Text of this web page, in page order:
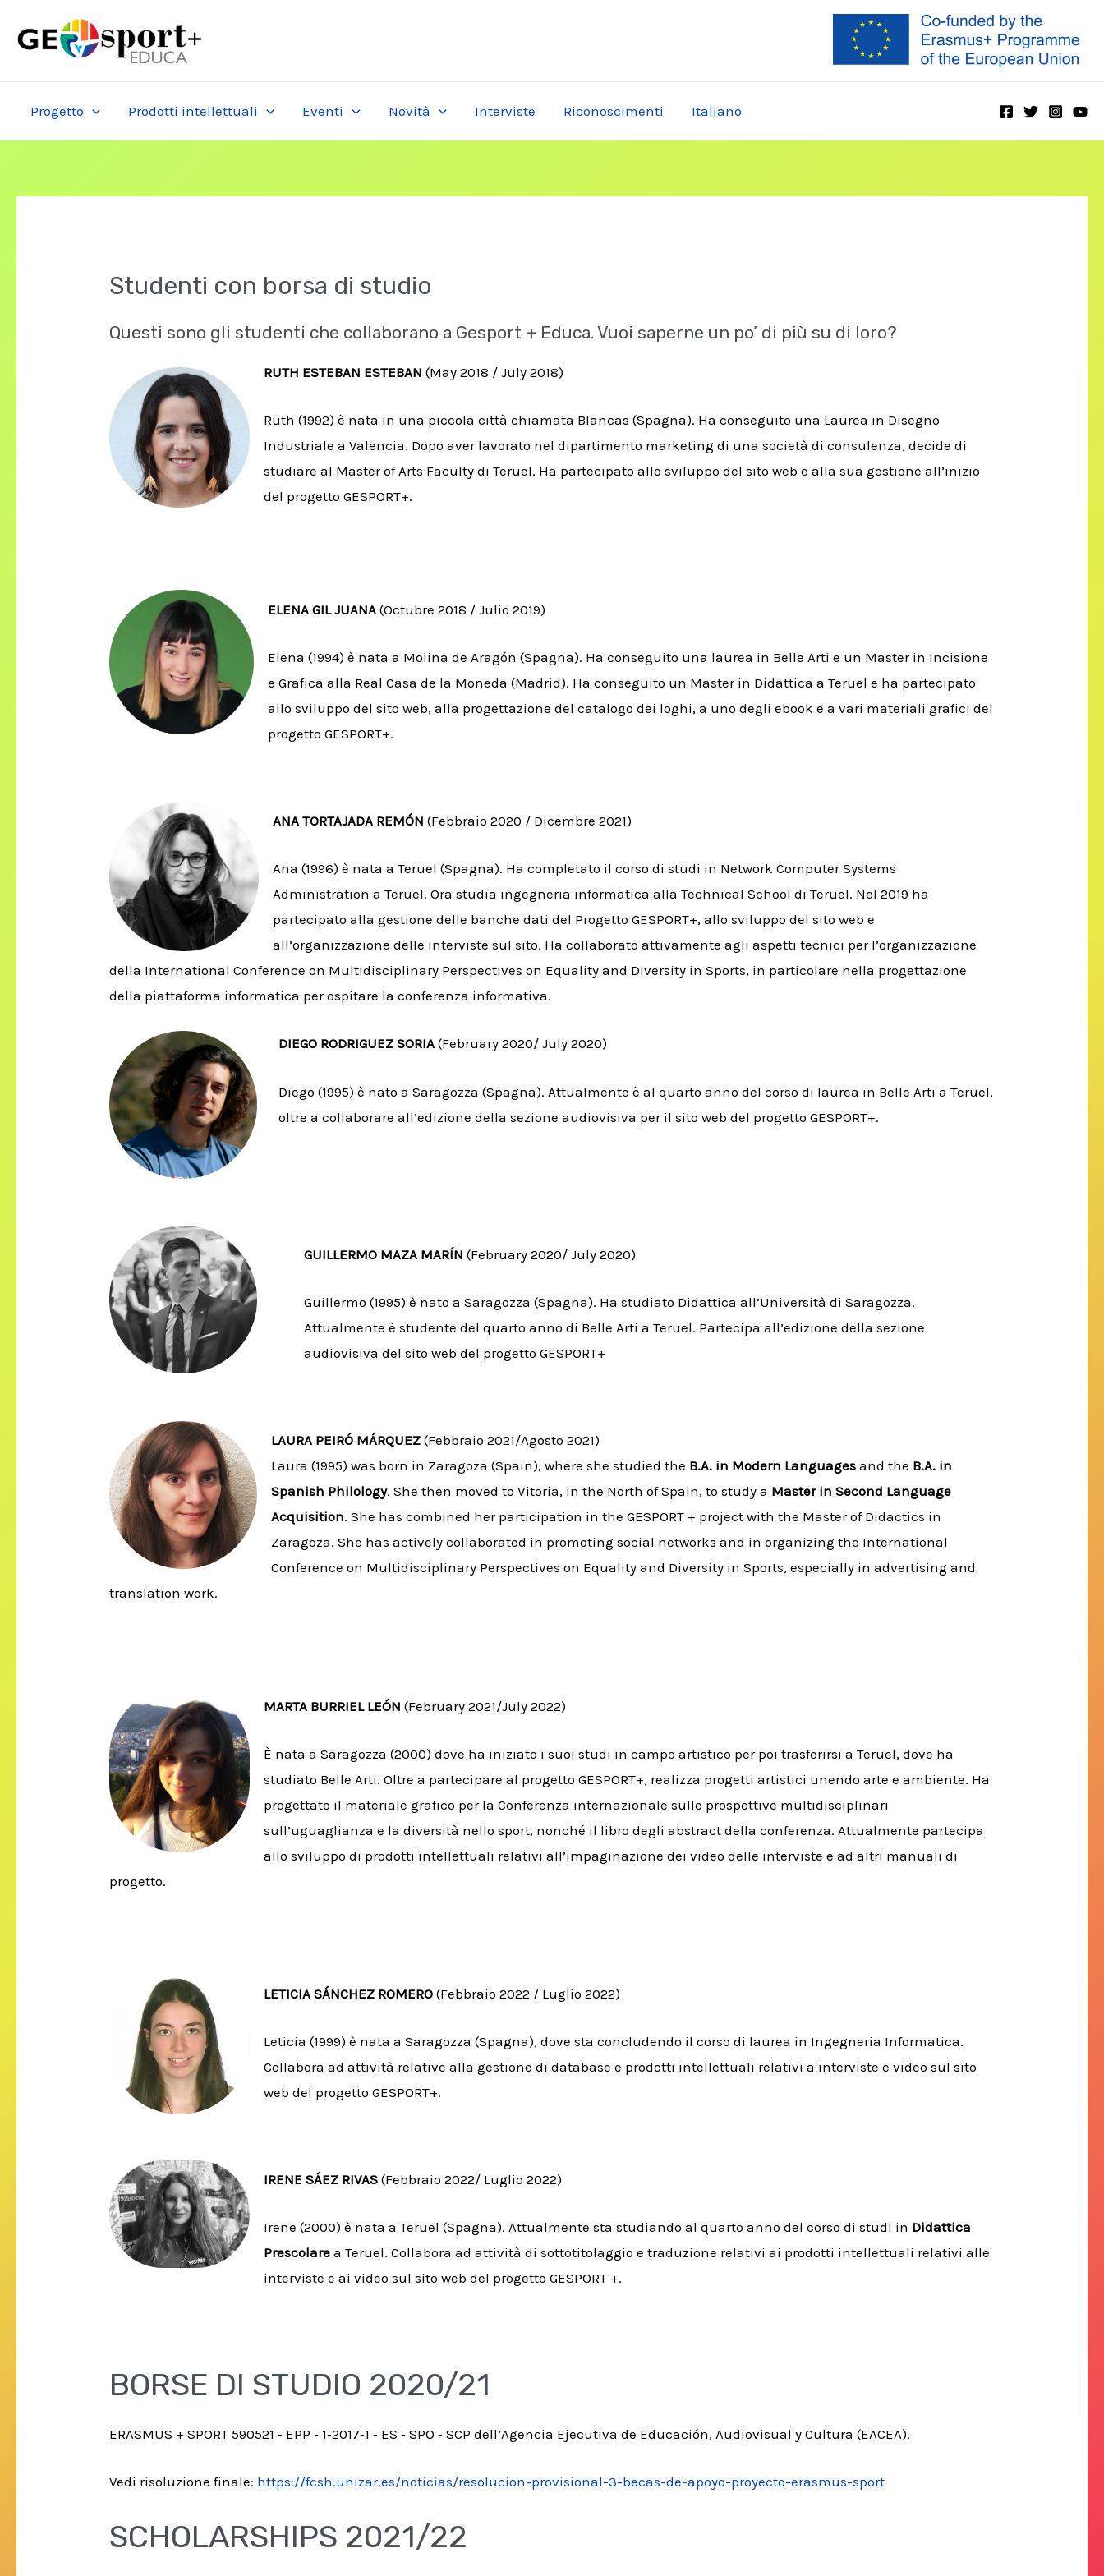
Progetto Prodotti intellettuali Eventi Novità Interviste Riconoscimenti Italiano
Studenti con borsa di studio
Questi sono gli studenti che collaborano a Gesport + Educa. Vuoi saperne un po’ di più su di loro?
RUTH ESTEBAN ESTEBAN (May 2018 / July 2018)
Ruth (1992) è nata in una piccola città chiamata Blancas (Spagna). Ha conseguito una Laurea in Disegno
Industriale a Valencia. Dopo aver lavorato nel dipartimento marketing di una società di consulenza, decide di
studiare al Master of Arts Faculty di Teruel. Ha partecipato allo sviluppo del sito web e alla sua gestione all’inizio
del progetto GESPORT+.
ELENA GIL JUANA(Octubre 2018 / Julio 2019)
Elena (1994) è nata a Molina de Aragón (Spagna). Ha conseguito una laurea in Belle Arti e un Master in Incisione
e Grafica alla Real Casa de la Moneda (Madrid). Ha conseguito un Master in Didattica a Teruel e ha partecipato
allo sviluppo del sito web, alla progettazione del catalogo dei loghi, a uno degli ebook e a vari materiali grafici del
progetto GESPORT+.
ANA TORTAJADA REMÓN (Febbraio 2020 / Dicembre 2021)
Ana (1996) è nata a Teruel (Spagna). Ha completato il corso di studi in Network Computer Systems
Administration a Teruel. Ora studia ingegneria informatica alla Technical School di Teruel. Nel 2019 ha
partecipato alla gestione delle banche dati del Progetto GESPORT+, allo sviluppo del sito web e
all’organizzazione delle interviste sul sito. Ha collaborato attivamente agli aspetti tecnici per l’organizzazione
della International Conference on Multidisciplinary Perspectives on Equality and Diversity in Sports, in particolare nella progettazione
della piattaforma informatica per ospitare la conferenza informativa.
DIEGO RODRIGUEZ SORIA(February 2020/ July 2020)
Diego (1995) è nato a Saragozza (Spagna). Attualmente è al quarto anno del corso di laurea in Belle Arti a Teruel,
oltre a collaborare all’edizione della sezione audiovisiva per il sito web del progetto GESPORT+.
GUILLERMO MAZA MARÍN(February 2020/ July 2020)
Guillermo (1995) è nato a Saragozza (Spagna). Ha studiato Didattica all’Università di Saragozza.
Attualmente è studente del quarto anno di Belle Arti a Teruel. Partecipa all’edizione della sezione
audiovisiva del sito web del progetto GESPORT+
LAURA PEIRÓ MÁRQUEZ (Febbraio 2021/Agosto 2021)
Laura (1995) was born in Zaragoza (Spain), where she studied the B.A. in Modern Languages and the B.A. in
Spanish Philology. She then moved to Vitoria, in the North of Spain, to study a Master in Second Language
Acquisition. She has combined her participation in the GESPORT + project with the Master of Didactics in
Zaragoza. She has actively collaborated in promoting social networks and in organizing the International
Conference on Multidisciplinary Perspectives on Equality and Diversity in Sports, especially in advertising and
translation work.
MARTA BURRIEL LEÓN(February 2021/July 2022)
È nata a Saragozza (2000) dove ha iniziato i suoi studi in campo artistico per poi trasferirsi a Teruel, dove ha
studiato Belle Arti. Oltre a partecipare al progetto GESPORT+, realizza progetti artistici unendo arte e ambiente. Ha
progettato il materiale grafico per la Conferenza internazionale sulle prospettive multidisciplinari
sull’uguaglianza e la diversità nello sport, nonché il libro degli abstract della conferenza. Attualmente partecipa
allo sviluppo di prodotti intellettuali relativi all’impaginazione dei video delle interviste e ad altri manuali di
progetto.
LETICIA SÁNCHEZ ROMERO (Febbraio 2022 / Luglio 2022)
Leticia (1999) è nata a Saragozza (Spagna), dove sta concludendo il corso di laurea in Ingegneria Informatica.
Collabora ad attività relative alla gestione di database e prodotti intellettuali relativi a interviste e video sul sito
web del progetto GESPORT+.
IRENE SÁEZ RIVAS(Febbraio 2022/ Luglio 2022)
Irene (2000) è nata a Teruel (Spagna). Attualmente sta studiando al quarto anno del corso di studi in Didattica
Prescolare a Teruel. Collabora ad attività di sottotitolaggio e traduzione relativi ai prodotti intellettuali relativi alle
interviste e ai video sul sito web del progetto GESPORT +.
BORSE DI STUDIO 2020/21
ERASMUS + SPORT 590521 ‐ EPP ‐ 1‐2017‐1 ‐ ES ‐ SPO ‐ SCP dell’Agencia Ejecutiva de Educación, Audiovisual y Cultura (EACEA).
Vedi risoluzione finale: https://fcsh.unizar.es/noticias/resolucion-provisional-3-becas-de-apoyo-proyecto-erasmus-sport
SCHOLARSHIPS 2021/22